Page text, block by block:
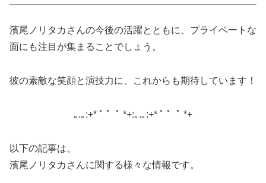
濱尾ノリタカさんの今後の活躍とともに、プライベートな
面にも注目が集まることでしょう。
彼の素敵な笑顔と演技力に、これからも期待しています！
｡.｡:+* ﾟ ゜ﾟ *+:｡.｡:+* ﾟ ゜ﾟ *+
以下の記事は、
濱尾ノリタカさんに関する様々な情報です。